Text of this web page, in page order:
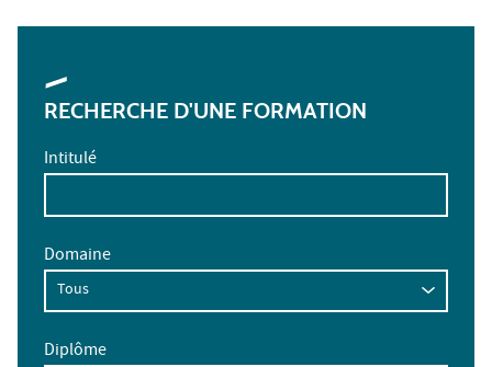
RECHERCHE D'UNE FORMATION
Intitulé
Domaine
Diplôme